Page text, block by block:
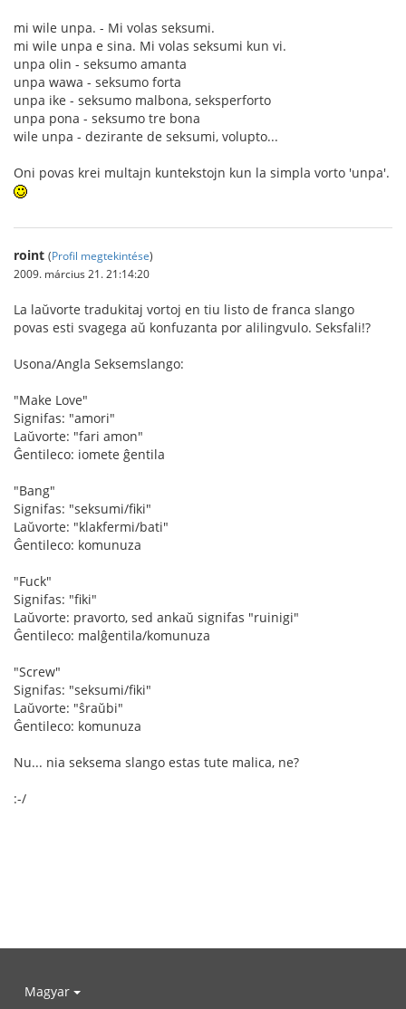
mi wile unpa. - Mi volas seksumi.
mi wile unpa e sina. Mi volas seksumi kun vi.
unpa olin - seksumo amanta
unpa wawa - seksumo forta
unpa ike - seksumo malbona, seksperforto
unpa pona - seksumo tre bona
wile unpa - dezirante de seksumi, volupto...
Oni povas krei multajn kuntekstojn kun la simpla vorto 'unpa'.
roint (Profil megtekintése)
2009. március 21. 21:14:20
La laŭvorte tradukitaj vortoj en tiu listo de franca slango
povas esti svagega aŭ konfuzanta por alilingvulo. Seksfali!?
Usona/Angla Seksemslango:
"Make Love"
Signifas: "amori"
Laŭvorte: "fari amon"
Ĝentileco: iomete ĝentila
"Bang"
Signifas: "seksumi/fiki"
Laŭvorte: "klakfermi/bati"
Ĝentileco: komunuza
"Fuck"
Signifas: "fiki"
Laŭvorte: pravorto, sed ankaŭ signifas "ruinigi"
Ĝentileco: malĝentila/komunuza
"Screw"
Signifas: "seksumi/fiki"
Laŭvorte: "ŝraŭbi"
Ĝentileco: komunuza
Nu... nia seksema slango estas tute malica, ne?
:-/
Magyar